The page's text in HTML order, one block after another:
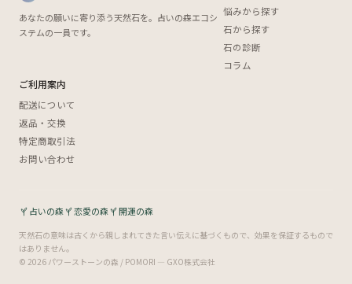
あなたの願いに寄り添う天然石を。占いの森エコシ
ステムの一員です。
悩みから探す
石から探す
石の診断
コラム
ご利用案内
配送について
返品・交換
特定商取引法
お問い合わせ
占いの森 恋愛の森 開運の森
天然石の意味は古くから親しまれてきた言い伝えに基づくもので、効果を保証するもので
はありません。
© 2026 パワーストーンの森 / POMORI — GXO株式会社